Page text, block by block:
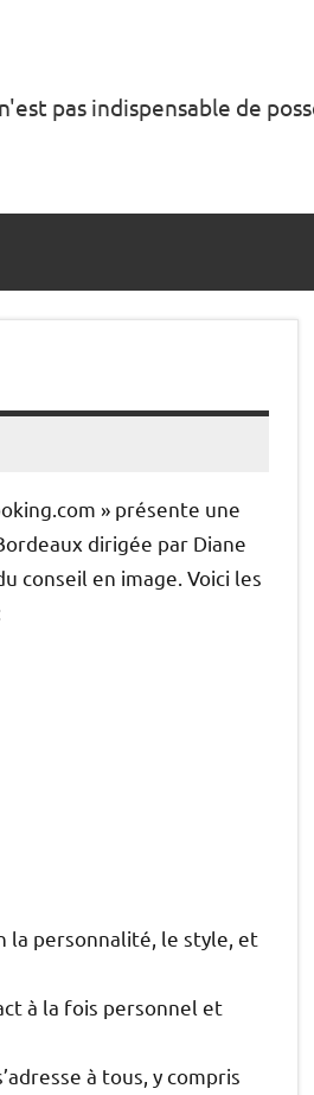
pas indispensable de
» présente une
dirigée par Diane
conseil en image. Voici les
la personnalité, le style, et
à la fois personnel et
à tous, y compris